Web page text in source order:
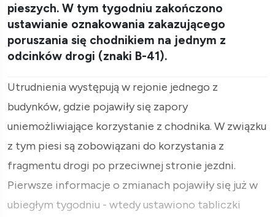
pieszych. W tym tygodniu zakończono
ustawianie oznakowania zakazującego
poruszania się chodnikiem na jednym z
odcinków drogi (znaki B-41).
Utrudnienia występują w rejonie jednego z
budynków, gdzie pojawiły się zapory
uniemożliwiające korzystanie z chodnika. W związku
z tym piesi są zobowiązani do korzystania z
fragmentu drogi po przeciwnej stronie jezdni.
Pierwsze informacje o zmianach pojawiły się już w
ubiegłym tygodniu - wtedy ustawiono tabliczki